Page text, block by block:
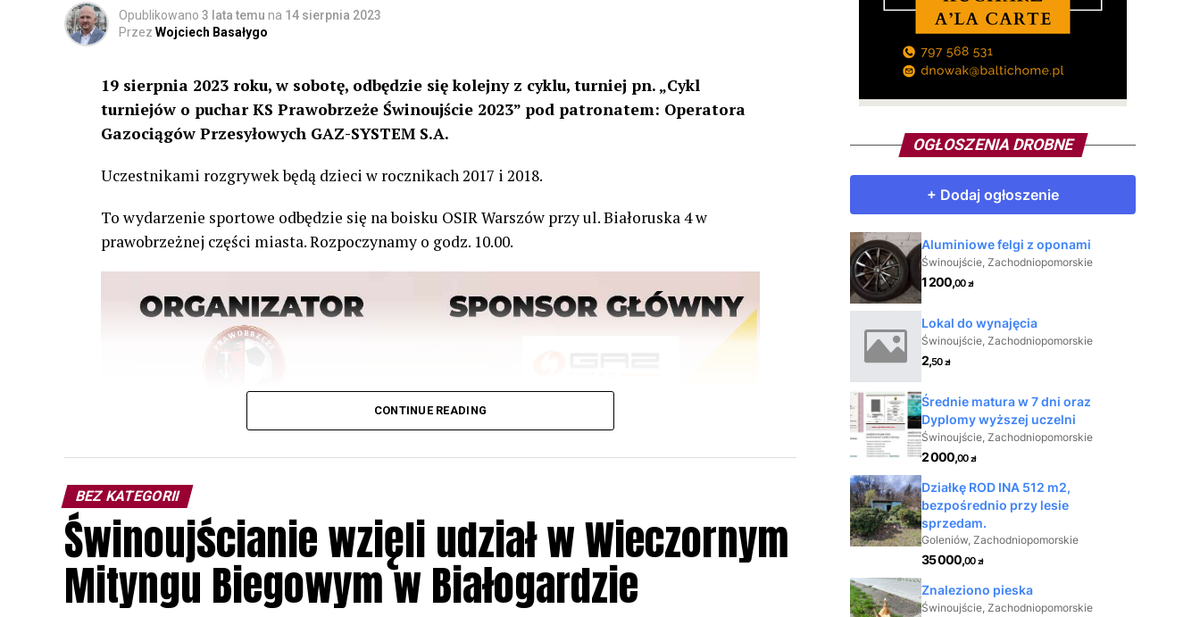
Opublikowano 3 lata temu na 14 sierpnia 2023
Przez Wojciech Basałygo
19 sierpnia 2023 roku, w sobotę, odbędzie się kolejny z cyklu, turniej pn. „Cykl
turniejów o puchar KS Prawobrzeże Świnoujście 2023” pod patronatem: Operatora
Gazociągów Przesyłowych GAZ-SYSTEM S.A.
Uczestnikami rozgrywek będą dzieci w rocznikach 2017 i 2018.
To wydarzenie sportowe odbędzie się na boisku OSIR Warszów przy ul. Białoruska 4 w
prawobrzeżnej części miasta. Rozpoczynamy o godz. 10.00.
CONTINUE READING
BEZ KATEGORII
Świnoujścianie wzięli udział w Wieczornym
Mityngu Biegowym w Białogardzie
OGŁOSZENIA DROBNE